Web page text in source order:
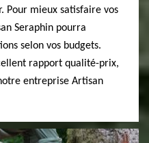
Pour mieux satisfaire vos
Seraphin pourra
selon vos budgets.
rapport qualité-prix,
entreprise Artisan